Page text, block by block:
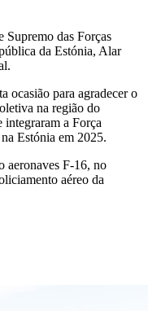
Supremo das Forças
da Estónia, Alar
ocasião para agradecer o
na região do
a Força
Estónia em 2025.
aeronaves F-16, no
aéreo da